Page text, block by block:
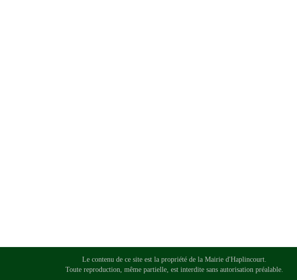
Le contenu de ce site est la propriété de la Mairie d'Haplincourt.
Toute reproduction, même partielle, est interdite sans autorisation préalable.